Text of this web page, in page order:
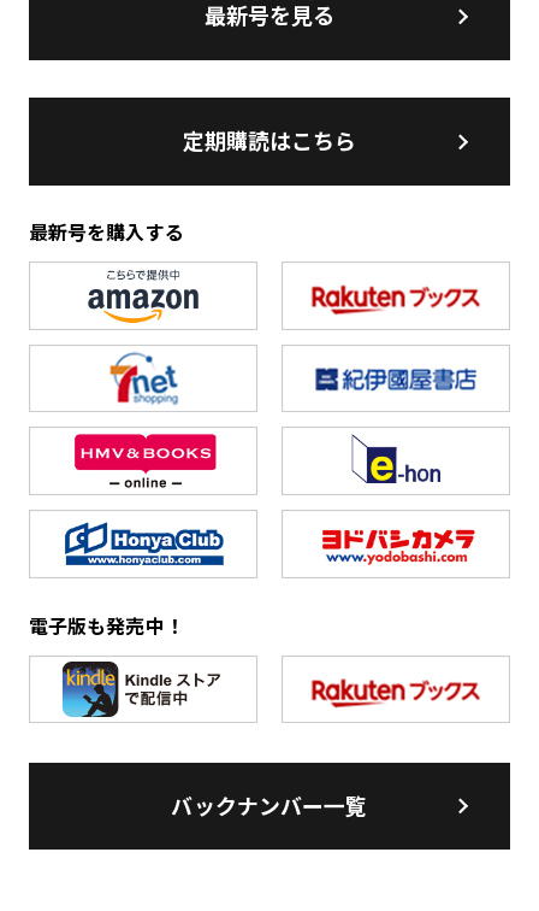
最新号を見る
定期購読はこちら
最新号を購入する
電子版も発売中！
バックナンバー一覧